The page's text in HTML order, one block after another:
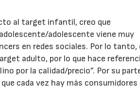
al target infantil, creo que
adolescente viene muy
en redes sociales. Por lo tanto,
adulto, por lo que hace
por la calidad/precio”. Por su
cada vez hay más consumidores